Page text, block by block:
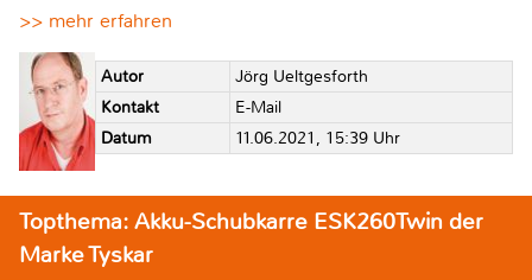
>> mehr erfahren
Autor
Jörg Ueltgesforth
Kontakt
E-Mail
Datum
11.06.2021, 15:39 Uhr
Topthema: Akku-Schubkarre ESK260Twin der
Marke Tyskar